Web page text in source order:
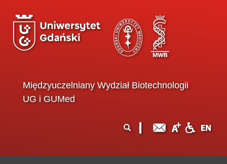
Międzyuczelniany Wydział Biotechnologii
UG i GUMed
wyszukiwania